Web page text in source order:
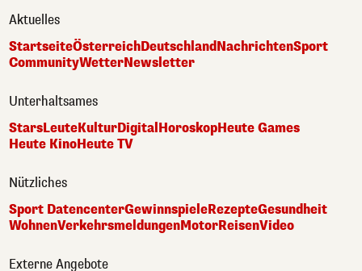
Aktuelles
StartseiteÖsterreichDeutschlandNachrichtenSport
CommunityWetterNewsletter
Unterhaltsames
StarsLeuteKulturDigitalHoroskopHeute Games
Heute KinoHeute TV
Nützliches
Sport DatencenterGewinnspieleRezepteGesundheit
WohnenVerkehrsmeldungenMotorReisenVideo
Externe Angebote